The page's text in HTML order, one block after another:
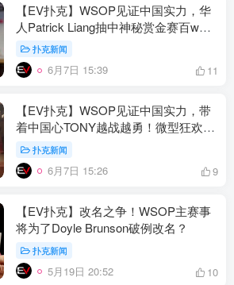
【EV扑克】WSOP见证中国实力，华
人Patrick Liang抽中神秘赏金赛百w头
奖！微型赛1刀通往梦想之路
扑克新闻
6月7日 15:39 11
【EV扑克】WSOP见证中国实力，带
着中国心TONY越战越勇！微型狂欢赛
1刀通往梦想之路
扑克新闻
6月7日 15:26 9
【EV扑克】改名之争！WSOP主赛事
将为了Doyle Brunson破例改名？
扑克新闻
5月19日 20:52 10